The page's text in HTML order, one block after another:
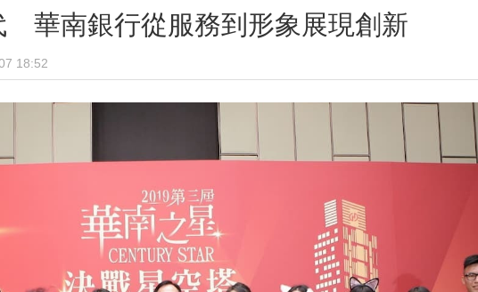
華南銀行從服務到形象展現創新
18:52